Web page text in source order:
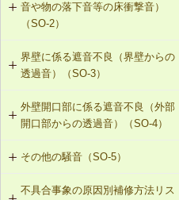
G-2-313 注入口付アンカーピンニン
G-2-701 シール工法（ALCパネル）
G-2-702 Uカットモルタル充填工法
（ALCパネル）
G-2-703 Uカットシール材充填工法
（ALCパネル）
音や物の落下音等の床衝撃音）
（SO-2）
SO-2-301 軽量床衝撃音に対する遮
音性能のある乾式二重床への交換
SO-2-302 軽量床衝撃音に対する遮
音性能のある直張り床への交換
界壁に係る遮音不良（界壁からの
透過音）（SO-3）
SO-3-301 せっこうボード直張り工
法の空げき部分へのモルタル充填
SO-3-302 コンセントボックスが対
面する位置にあるRC造の界壁の補修
外壁開口部に係る遮音不良（外部
開口部からの透過音）（SO-4）
SO-4-301 遮音性能のある外部建具
への交換
その他の騒音（SO-5）
SO-5-301 弾力性のあるビニル床シ
不具合事象の原因別補修方法リス